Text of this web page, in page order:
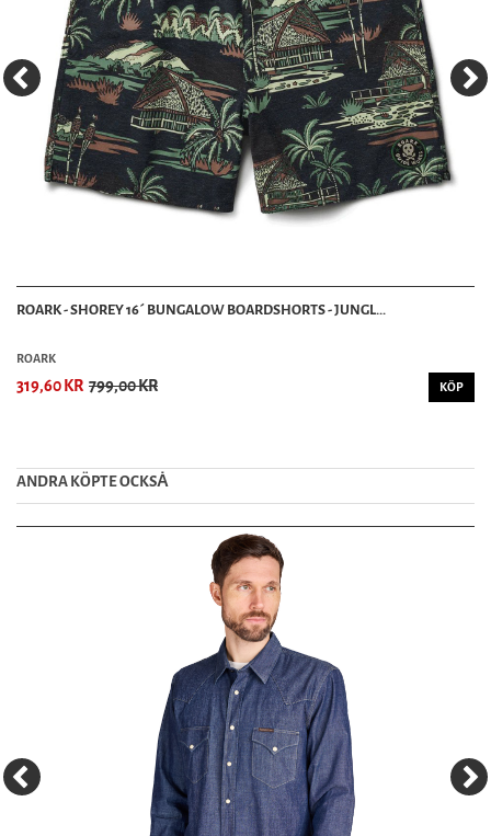
ROARK - SHOREY 16´ BUNGALOW BOARDSHORTS - JUNGL...
ROARK
319,60 KR 799,00 KR KÖP
ANDRA KÖPTE OCKSȦ